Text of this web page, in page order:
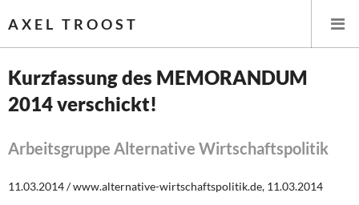
AXEL TROOST
Startseite
Themen
Leitlinien linker Wirtschafts- und Finanzpolitik
Kurzfassung des MEMORANDUM
2014 verschickt!
Arbeitsgruppe Alternative Wirtschaftspolitik
11.03.2014 / www.alternative-wirtschaftspolitik.de, 11.03.2014